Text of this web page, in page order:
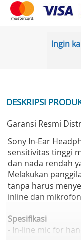
Ingin
DESKRIPSI
Garansi Resmi
Sony In-Ear
sensitivitas tinggi
dan nada rendah
Melakukan
tanpa harus
inline dan
Spesifikasi
- In-line mic for